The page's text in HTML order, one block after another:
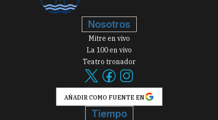
Nosotros
Mitre en vivo
La 100 en vivo
Teatro tronador
AÑADIR COMO FUENTE EN
Tiempo